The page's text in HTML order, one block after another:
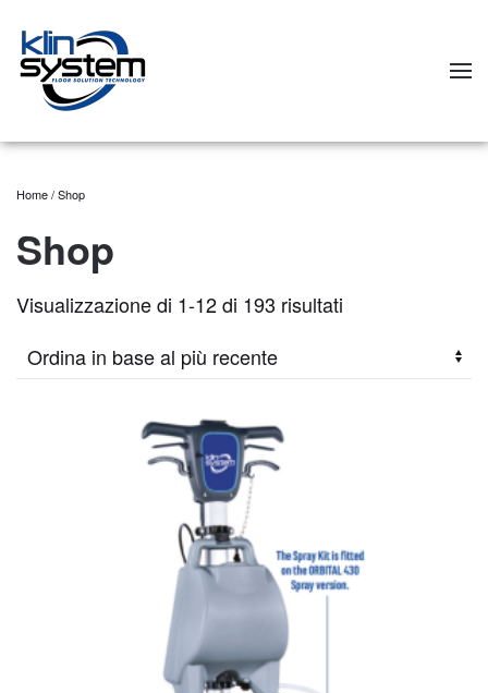
Skip to main content
Home/ Shop
Shop
Visualizzazione di 1-12 di 193 risultati